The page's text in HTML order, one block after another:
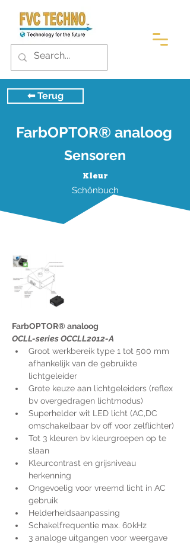
⬅︎ Terug
FarbOPTOR® analoog
Sensoren
Kleur
Schönbuch
FarbOPTOR® analoog
OCLL-series OCCLL2012-A
Groot werkbereik type 1 tot 500 mm
afhankelijk van de gebruikte
lichtgeleider
Grote keuze aan lichtgeleiders (reflex
bv overgedragen lichtmodus)
Superhelder wit LED licht (AC,DC
omschakelbaar bv off voor zelflichter)
Tot 3 kleuren bv kleurgroepen op te
slaan
Kleurcontrast en grijsniveau
herkenning
Ongevoelig voor vreemd licht in AC
gebruik
Helderheidsaanpassing
Schakelfrequentie max. 60kHz
3 analoge uitgangen voor weergave